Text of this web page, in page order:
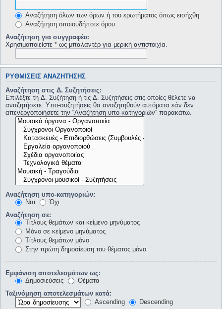
Αναζήτηση όλων των όρων ή του ερωτήματος όπως εισήχθη
Αναζήτηση οποιουδήποτε όρου
Αναζήτηση για συγγραφέα:
Χρησιμοποιείστε * ως μπαλαντέρ για μερική αντιστοιχία.
ΡΥΘΜΊΣΕΙΣ ΑΝΑΖΉΤΗΣΗΣ
Αναζήτηση στις Δ. Συζητήσεις:
Επιλέξτε τη Δ. Συζήτηση ή τις Δ. Συζητήσεις στις οποίες θέλετε να
αναζητήσετε. Υπο-συζητήσεις θα αναζητηθούν αυτόματα εάν δεν
απενεργοποιήσετε την “Αναζήτηση υπο-κατηγοριών“ παρακάτω.
Αναζήτηση υπο-κατηγοριών:
Ναι
Όχι
Αναζήτηση σε:
Τίτλους θεμάτων και κείμενο μηνύματος
Μόνο σε κείμενο μηνύματος
Τίτλους θεμάτων μόνο
Στην πρώτη δημοσίευση του θέματος μόνο
Εμφάνιση αποτελεσμάτων ως:
Δημοσιεύσεις
Θέματα
Ταξινόμηση αποτελεσμάτων κατά:
Ascending
Descending